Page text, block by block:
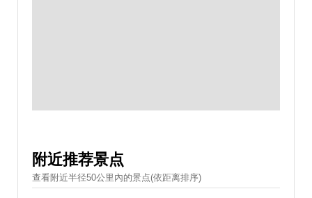
附近推荐景点
查看附近半径50公里內的景点(依距离排序)